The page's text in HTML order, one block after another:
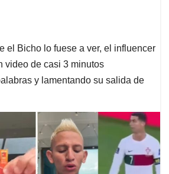
el Bicho lo fuese a ver, el influencer
video de casi 3 minutos
y lamentando su salida de